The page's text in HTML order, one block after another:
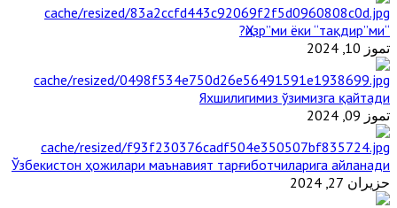
“Ҳизр”ми ёки “тақдир”ми?
تموز 10, 2024
Яхшилигимиз ўзимизга қайтади
تموز 09, 2024
Ўзбекистон ҳожилари маънавият тарғиботчиларига айланади
حزيران 27, 2024